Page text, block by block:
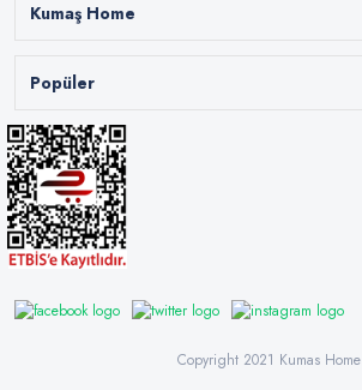
Kumaş Home
Popüler
Copyright 2021 Kumas Home